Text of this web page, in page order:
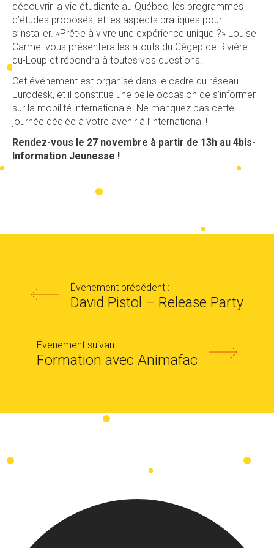
découvrir la vie étudiante au Québec, les programmes
d’études proposés, et les aspects pratiques pour
s’installer. «Prêt·e à vivre une expérience unique ?» Louise
Carmel vous présentera les atouts du Cégep de Rivière-
du-Loup et répondra à toutes vos questions.
Cet événement est organisé dans le cadre du réseau
Eurodesk, et il constitue une belle occasion de s’informer
sur la mobilité internationale. Ne manquez pas cette
journée dédiée à votre avenir à l’international !
Rendez-vous le 27 novembre à partir de 13h au 4bis-
Information Jeunesse !
Évenement précédent :
David Pistol – Release Party
Évenement suivant :
Formation avec Animafac